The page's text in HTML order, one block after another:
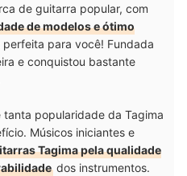
de guitarra popular, com
de modelos e ótimo
perfeita para você! Fundada
e conquistou bastante
popularidade da Tagima
Músicos iniciantes e
Tagima pela qualidade
dos instrumentos.